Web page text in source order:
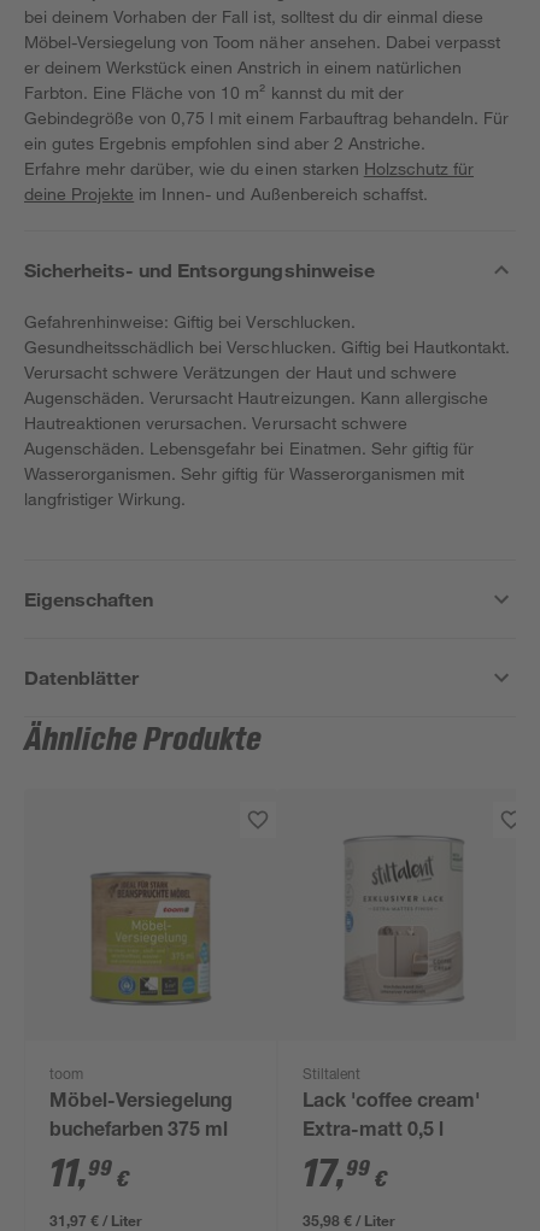
bei deinem Vorhaben der Fall ist, solltest du dir einmal diese
Möbel-Versiegelung von Toom näher ansehen. Dabei verpasst
er deinem Werkstück einen Anstrich in einem natürlichen
Farbton. Eine Fläche von 10 m² kannst du mit der
Gebindegröße von 0,75 l mit einem Farbauftrag behandeln. Für
ein gutes Ergebnis empfohlen sind aber 2 Anstriche.
Erfahre mehr darüber, wie du einen starken Holzschutz für
deine Projekte im Innen- und Außenbereich schaffst.
Sicherheits- und Entsorgungshinweise
Gefahrenhinweise: Giftig bei Verschlucken.
Gesundheitsschädlich bei Verschlucken. Giftig bei Hautkontakt.
Verursacht schwere Verätzungen der Haut und schwere
Augenschäden. Verursacht Hautreizungen. Kann allergische
Hautreaktionen verursachen. Verursacht schwere
Augenschäden. Lebensgefahr bei Einatmen. Sehr giftig für
Wasserorganismen. Sehr giftig für Wasserorganismen mit
langfristiger Wirkung.
Eigenschaften
Datenblätter
Ähnliche Produkte
toom
Möbel-Versiegelung
buchefarben 375 ml
11,99 €
31,97 € / Liter
Stiltalent
Lack 'coffee cream'
Extra-matt 0,5 l
17,99 €
35,98 € / Liter